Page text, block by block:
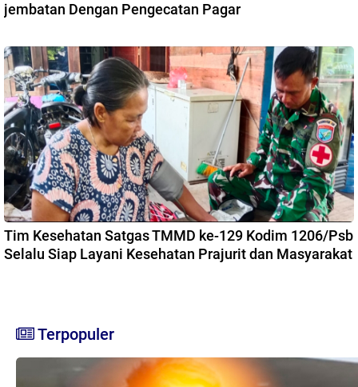
jembatan Dengan Pengecatan Pagar
Tim Kesehatan Satgas TMMD ke-129 Kodim 1206/Psb
Selalu Siap Layani Kesehatan Prajurit dan Masyarakat
Terpopuler